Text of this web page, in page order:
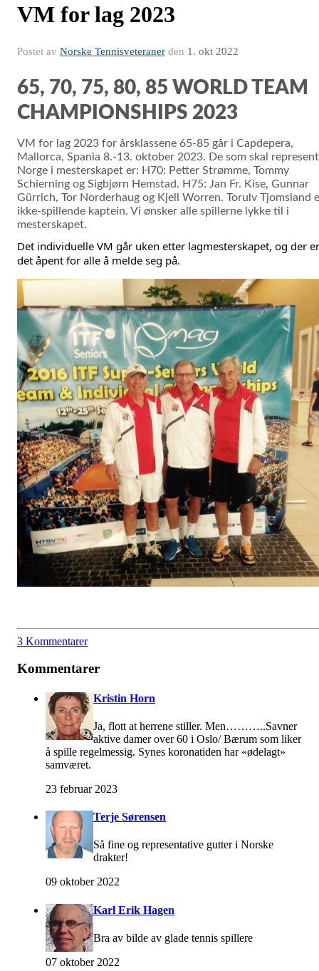
VM for lag 2023
Postet av Norske Tennisveteraner den 1. okt 2022
65, 70, 75, 80, 85 WORLD TEAM
CHAMPIONSHIPS 2023
VM for lag 2023 for årsklassene 65-85 går i Capdepera,
Mallorca, Spania 8.-13. oktober 2023. De som skal
Norge i mesterskapet er: H70: Petter Strømme, Tommy
Schierning og Sigbjørn Hemstad. H75: Jan Fr. Kise, Gunnar
Gürrich, Tor Norderhaug og Kjell Worren. Torulv Tjomsland
ikke-spillende kaptein. Vi ønsker alle spillerne lykke til i
mesterskapet.
Det individuelle VM går uken etter lagmesterskapet, og der er
det åpent for alle å melde seg på.
3 Kommentarer
Kommentarer
Kristin Horn
Ja, flott at herrene stiller. Men………..Savner
aktive damer over 60 i Oslo/ Bærum som liker
å spille regelmessig. Synes koronatiden har «ødelagt»
samværet.
23 februar 2023
Terje Sørensen
Så fine og representative gutter i Norske
drakter!
09 oktober 2022
Karl Erik Hagen
Bra av bilde av glade tennis spillere
07 oktober 2022